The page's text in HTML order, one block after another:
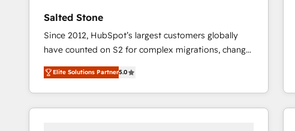
Salted Stone
Since 2012, HubSpot’s largest customers globally
have counted on S2 for complex migrations, change
management, systems integration, and creative
solutions that deliver measurable impact and
transform brand experiences As one of the few full-
service creative agencies in the HubSpot
Elite Solutions Partner5.0